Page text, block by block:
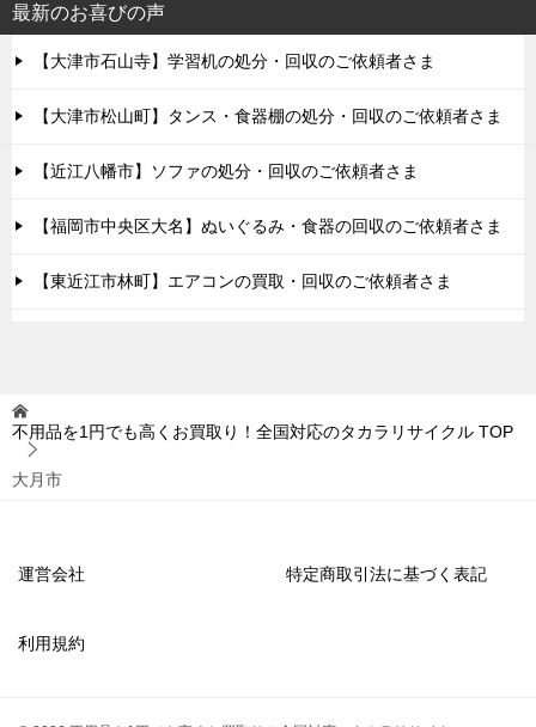
最新のお喜びの声
【大津市石山寺】学習机の処分・回収のご依頼者さま
【大津市松山町】タンス・食器棚の処分・回収のご依頼者さま
【近江八幡市】ソファの処分・回収のご依頼者さま
【福岡市中央区大名】ぬいぐるみ・食器の回収のご依頼者さま
【東近江市林町】エアコンの買取・回収のご依頼者さま
不用品を1円でも高くお買取り！全国対応のタカラリサイクル TOP
大月市
運営会社 特定商取引法に基づく表記
利用規約